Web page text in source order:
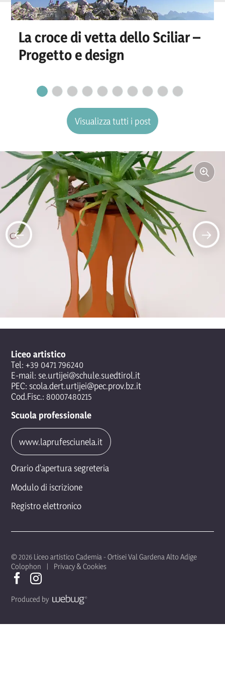
La croce di vetta dello Sciliar –
Progetto e design
Visualizza tutti i post
Liceo artistico
Tel: +39 0471 796240
E-mail: se.urtijei@schule.suedtirol.it
PEC: scola.dert.urtijei@pec.prov.bz.it
Cod.Fisc.: 80007480215
Scuola professionale
www.laprufesciunela.it
Orario d'apertura segreteria
Modulo di iscrizione
Registro elettronico
© 2026 Liceo artistico Cademia - Ortisei Val Gardena Alto Adige
Colophon
Privacy & Cookies
Produced by